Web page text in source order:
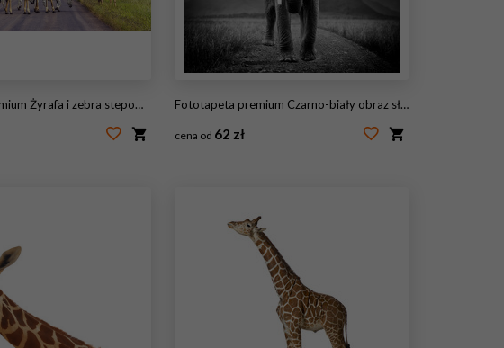
stepowa w Parku Narodowym Krugera, RPA Fototapeta premium Czarno-biały obraz słonia
cena od 62 zł